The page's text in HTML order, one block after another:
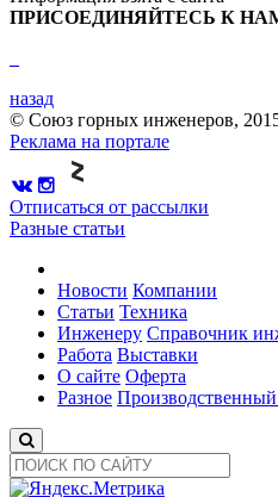
ПРИСОЕДИНЯЙТЕСЬ К
назад
© Союз горных инженеров,
Реклама на портале
Отписаться от рассылки
Разные статьи
Новости Компании
Статьи Техника
Инженеру Справочник
Работа Выставки
О сайте Оферта
Разное Производственный